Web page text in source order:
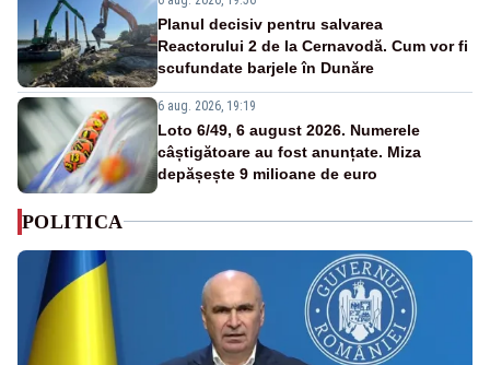
Planul decisiv pentru salvarea
Reactorului 2 de la Cernavodă. Cum vor fi
scufundate barjele în Dunăre
6 aug. 2026, 19:19
Loto 6/49, 6 august 2026. Numerele
câștigătoare au fost anunțate. Miza
depășește 9 milioane de euro
POLITICA